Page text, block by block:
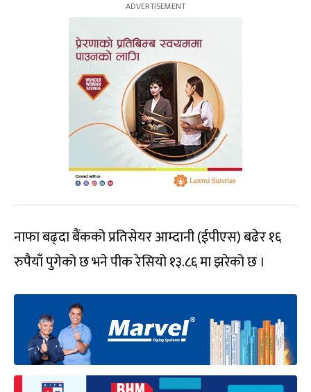
नाफा बढ्दा बैंकको प्रतिसेयर आम्दानी (ईपीएस) बढेर १६
रुपैयाँ पुगेको छ भने पीक रेसियो १३.८६ मा झरेको छ ।